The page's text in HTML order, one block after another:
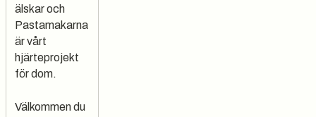
älskar och
Pastamakarna
är vårt
hjärteprojekt
för dom.
Välkommen du